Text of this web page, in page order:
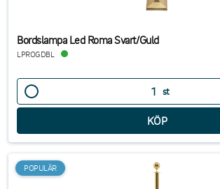
Bordslampa Led Roma Svart/Guld
LPROGDBL
st
POPULÄR